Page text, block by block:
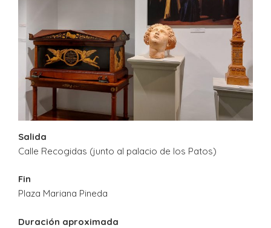
Salida
Calle Recogidas (junto al palacio de los Patos)
Fin
Plaza Mariana Pineda
Duración aproximada